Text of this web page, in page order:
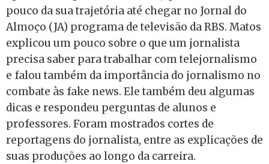
pouco da sua trajetória até chegar no Jornal do
Almoço (JA) programa de televisão da RBS. Matos
explicou um pouco sobre o que um jornalista
precisa saber para trabalhar com telejornalismo
e falou também da importância do jornalismo no
combate às fake news. Ele também deu algumas
dicas e respondeu perguntas de alunos e
professores. Foram mostrados cortes de
reportagens do jornalista, entre as explicações de
suas produções ao longo da carreira.